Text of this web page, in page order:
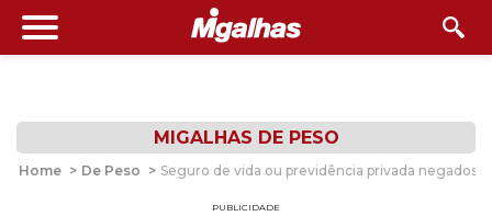
MIGALHAS DE PESO
Home > De Peso > Seguro de vida ou previdência privada negados
PUBLICIDADE